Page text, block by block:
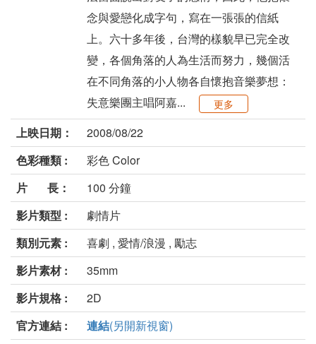
念與愛戀化成字句，寫在一張張的信紙
上。六十多年後，台灣的樣貌早已完全改
變，各個角落的人為生活而努力，幾個活
在不同角落的小人物各自懷抱音樂夢想：
失意樂團主唱阿嘉...
更多
上映日期：
2008/08/22
色彩種類 :
彩色 Color
片 長：
100 分鐘
影片類型 :
劇情片
類別元素 :
喜劇 , 愛情/浪漫 , 勵志
影片素材 :
35mm
影片規格 :
2D
官方連結 :
連結(另開新視窗)